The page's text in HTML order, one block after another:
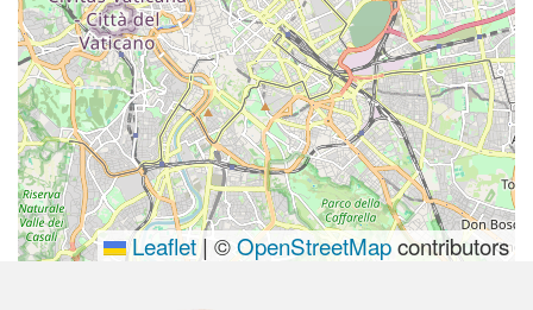
Leaflet | ©OpenStreetMapcontributors